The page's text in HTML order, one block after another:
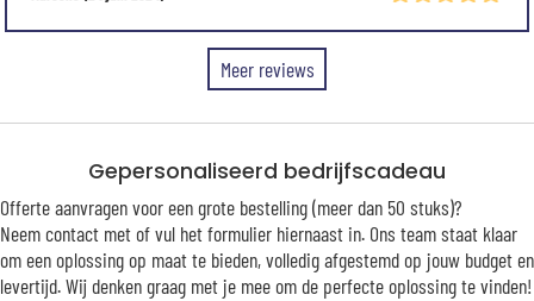
Meer reviews
Gepersonaliseerd bedrijfscadeau
Offerte aanvragen voor een grote bestelling (meer dan 50 stuks)?
Neem contact met of vul het formulier hiernaast in. Ons team staat klaar
om een oplossing op maat te bieden, volledig afgestemd op jouw budget en
levertijd. Wij denken graag met je mee om de perfecte oplossing te vinden!